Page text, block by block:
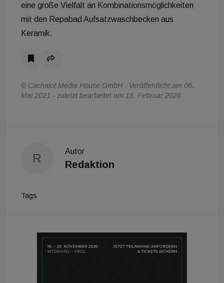
eine große Vielfalt an Kombinationsmöglichkeiten
mit den Repabad Aufsatzwaschbecken aus
Keramik.
© Cachalot Media House GmbH - Veröffentlicht am 06.
Mai 2021 - zuletzt bearbeitet am 16. Februar 2026
R
Autor
Redaktion
Tags